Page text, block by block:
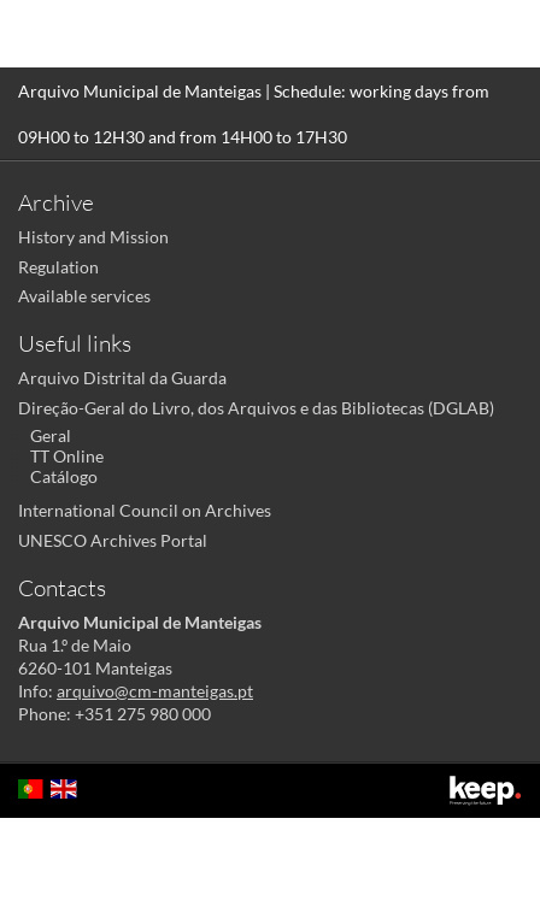
Arquivo Municipal de Manteigas | Schedule: working days from
09H00 to 12H30 and from 14H00 to 17H30
Archive
History and Mission
Regulation
Available services
Useful links
Arquivo Distrital da Guarda
Direção-Geral do Livro, dos Arquivos e das Bibliotecas (DGLAB)
Geral
TT Online
Catálogo
International Council on Archives
UNESCO Archives Portal
Contacts
Arquivo Municipal de Manteigas
Rua 1.º de Maio
6260-101 Manteigas
Info: arquivo@cm-manteigas.pt
Phone: +351 275 980 000